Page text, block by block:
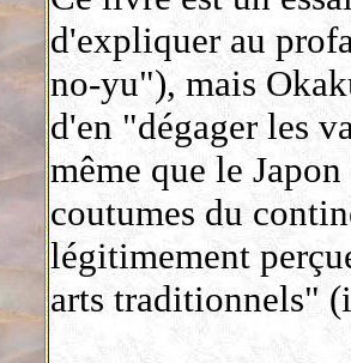
d'expliquer au
no-yu"), mais
d'en "dégager les
même que le
coutumes du
légitimement
arts traditionnels"